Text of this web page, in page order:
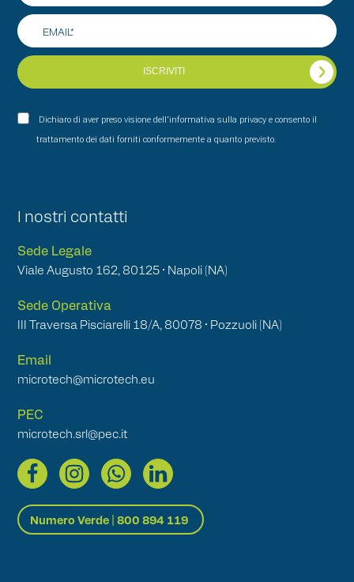
ISCRIVITI
Dichiaro di aver preso visione dell'informativa sulla privacy e consento il
trattamento dei dati forniti conformemente a quanto previsto.
I nostri contatti
Sede Legale
Viale Augusto 162, 80125 • Napoli (NA)
Sede Operativa
III Traversa Pisciarelli 18/A, 80078 • Pozzuoli (NA)
Email
microtech@microtech.eu
PEC
microtech.srl@pec.it
Numero Verde | 800 894 119